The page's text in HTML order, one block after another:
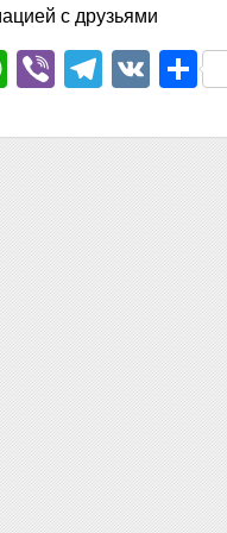
с друзьями
WhatsApp
Viber VK